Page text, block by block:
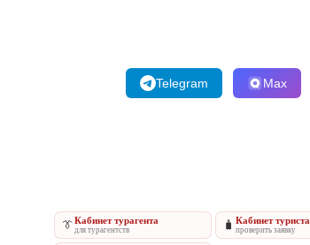
Telegram Max
👔Кабинет турагента
для турагентств 🧳 Кабинет туриста
проверить заявку